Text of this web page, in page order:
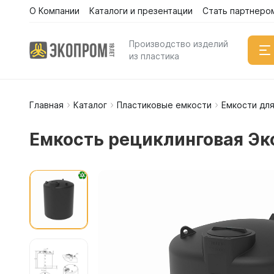
О Компании Каталоги и презентации Стать
Производство изделий
из пластика
Емкости
Емкости
Емкости
Главная Каталог Пластиковые емкости Емкости
Емкость рециклинговая